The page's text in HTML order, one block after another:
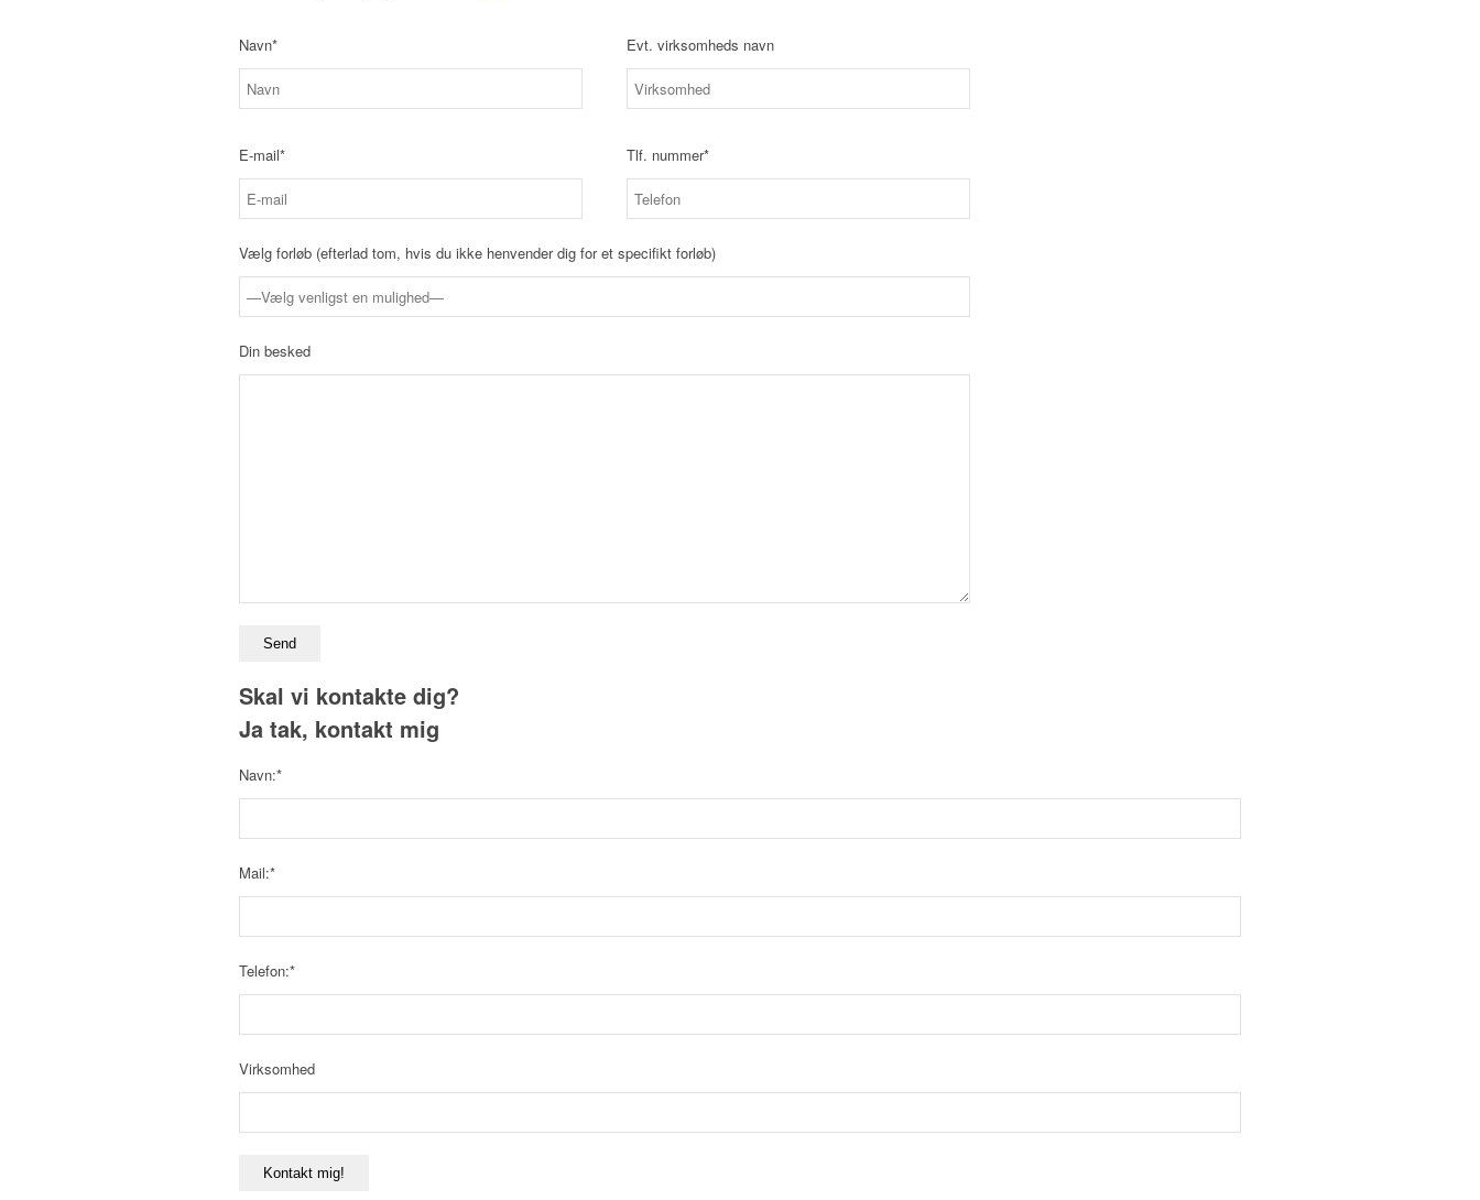
Navn* Evt. virksomheds navn
E-mail* Tlf. nummer*
Vælg forløb (efterlad tom, hvis du ikke henvender dig for et specifikt forløb)
Din besked
Skal vi kontakte dig?
Ja tak, kontakt mig
Navn:*
Mail:*
Telefon:*
Virksomhed